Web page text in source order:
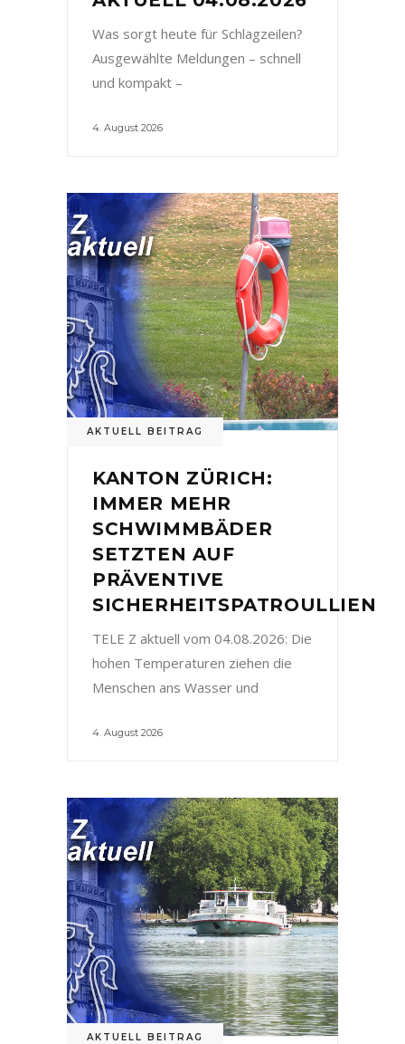
Was sorgt heute für Schlagzeilen?
Ausgewählte Meldungen – schnell
und kompakt –
4. August 2026
AKTUELL BEITRAG
KANTON ZÜRICH:
IMMER MEHR
SCHWIMMBÄDER
SETZTEN AUF
PRÄVENTIVE
SICHERHEITSPATROULLIEN
TELE Z aktuell vom 04.08.2026: Die
hohen Temperaturen ziehen die
Menschen ans Wasser und
4. August 2026
AKTUELL BEITRAG